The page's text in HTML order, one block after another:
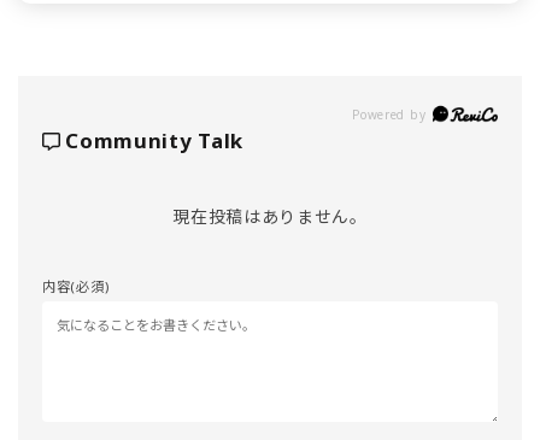
Powered by
Community Talk
現在投稿はありません。
内容(必須)